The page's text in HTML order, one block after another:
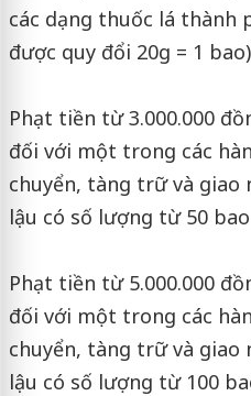
các dạng thuốc lá thành
được quy đổi 20g = 1
Phạt tiền từ 3.000.000
đối với một trong các
chuyển, tàng trữ và giao
lậu có số lượng từ 50
Phạt tiền từ 5.000.000
đối với một trong các
chuyển, tàng trữ và giao
lậu có số lượng từ 100